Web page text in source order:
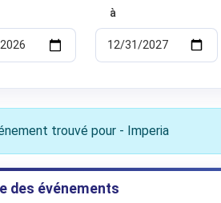
à
trouvé pour - Imperia
des événements